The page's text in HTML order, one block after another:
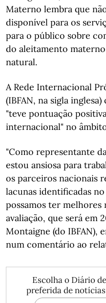
Materno lembra que
disponível para os
para o público sobre
do aleitamento
natural.
A Rede Internacional
(IBFAN, na sigla
"teve pontuação
internacional" no
"Como representante
estou ansiosa para
os parceiros nacionais
lacunas identificadas
possamos ter
avaliação, que será em
Montaigne (do IBFAN),
num comentário ao
Escolha o Diário
preferida de